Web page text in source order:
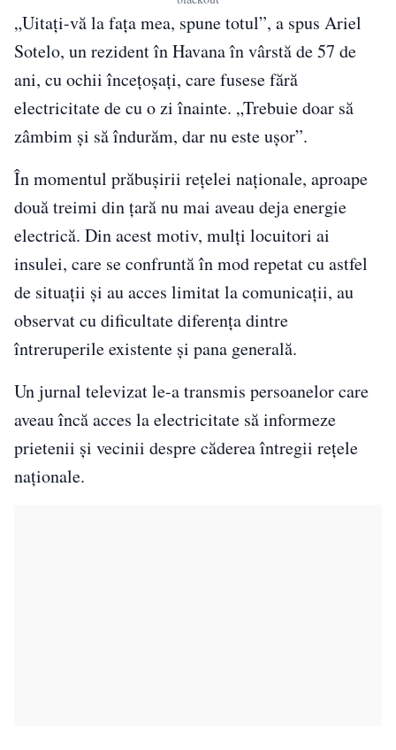
„Uitați-vă la fața mea, spune totul”, a spus Ariel
Sotelo, un rezident în Havana în vârstă de 57 de
ani, cu ochii încețoșați, care fusese fără
electricitate de cu o zi înainte. „Trebuie doar să
zâmbim și să îndurăm, dar nu este ușor”.
În momentul prăbușirii rețelei naționale, aproape
două treimi din țară nu mai aveau deja energie
electrică. Din acest motiv, mulți locuitori ai
insulei, care se confruntă în mod repetat cu astfel
de situații și au acces limitat la comunicații, au
observat cu dificultate diferența dintre
întreruperile existente și pana generală.
Un jurnal televizat le-a transmis persoanelor care
aveau încă acces la electricitate să informeze
prietenii și vecinii despre căderea întregii rețele
naționale.